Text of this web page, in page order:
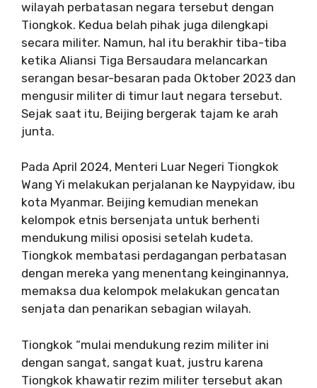
wilayah perbatasan negara tersebut dengan
Tiongkok. Kedua belah pihak juga dilengkapi
secara militer. Namun, hal itu berakhir tiba-tiba
ketika Aliansi Tiga Bersaudara melancarkan
serangan besar-besaran pada Oktober 2023 dan
mengusir militer di timur laut negara tersebut.
Sejak saat itu, Beijing bergerak tajam ke arah
junta.
Pada April 2024, Menteri Luar Negeri Tiongkok
Wang Yi melakukan perjalanan ke Naypyidaw, ibu
kota Myanmar. Beijing kemudian menekan
kelompok etnis bersenjata untuk berhenti
mendukung milisi oposisi setelah kudeta.
Tiongkok membatasi perdagangan perbatasan
dengan mereka yang menentang keinginannya,
memaksa dua kelompok melakukan gencatan
senjata dan penarikan sebagian wilayah.
Tiongkok “mulai mendukung rezim militer ini
dengan sangat, sangat kuat, justru karena
Tiongkok khawatir rezim militer tersebut akan